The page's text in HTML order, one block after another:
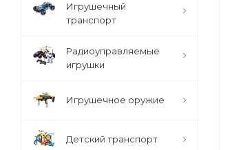
Игрушечный
транспорт
Радиоуправляемые
игрушки
Игрушечное оружие
Детский транспорт